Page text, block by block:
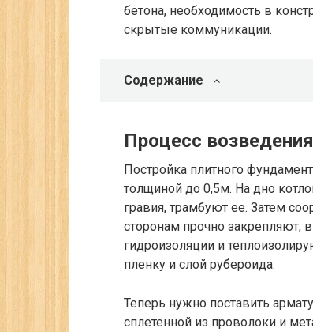
бетона, необходимость в
скрытые коммуникации.
Содержание
Процесс возведения
Постройка плитного
толщиной до 0,5м. На дно
гравия, трамбуют ее. Затем
сторонам прочно
гидроизоляции и
пленку и слой рубероида.
Теперь нужно поставить
сплетенной из проволоки и